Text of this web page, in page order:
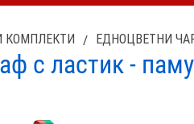
КОМПЛЕКТИ / ЕДНОЦВЕТНИ
с ластик -